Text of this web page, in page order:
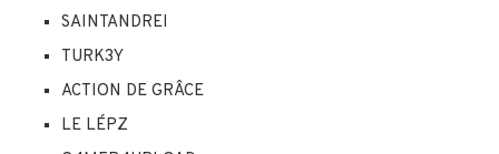
SAINTANDREI
TURK3Y
ACTION DE GRÂCE
LE LÉPZ